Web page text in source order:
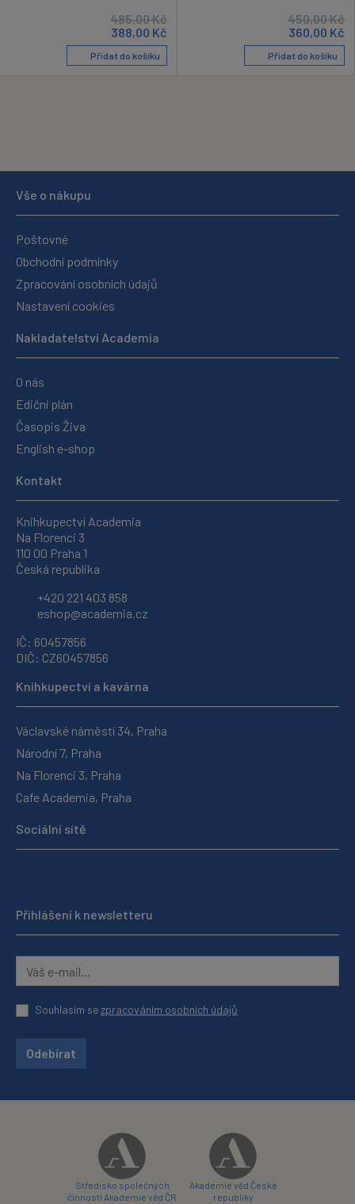
485,00Kč
388,00 Kč
Přidat do košíku
450,00Kč
360,00 Kč
Přidat do košíku
Vše o nákupu
Poštovné
Obchodní podmínky
Zpracování osobních údajů
Nastavení cookies
Nakladatelství Academia
O nás
Ediční plán
Časopis Živa
English e-shop
Kontakt
Knihkupectví Academia
Na Florenci 3
110 00 Praha 1
Česká republika
+420 221 403 858
eshop@academia.cz
IČ: 60457856
DIČ: CZ60457856
Knihkupectví a kavárna
Václavské náměstí 34, Praha
Národní 7, Praha
Na Florenci 3, Praha
Cafe Academia, Praha
Sociální sítě
Přihlášení k newsletteru
Souhlasím sezpracováním osobních údajů
Odebírat
Středisko společných
činností Akademie věd ČR
Akademie věd České
republiky